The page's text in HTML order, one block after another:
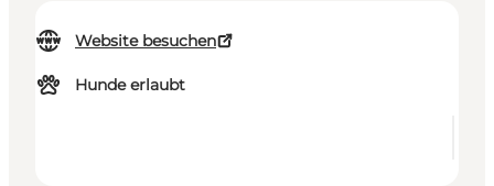
Website besuchen
Hunde erlaubt